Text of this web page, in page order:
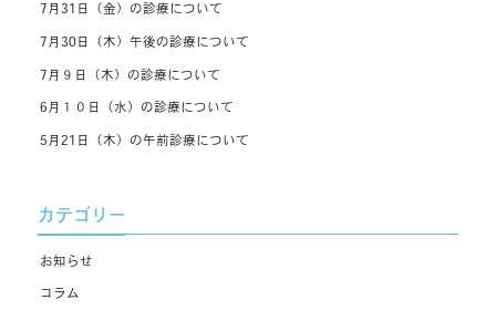
7月31日（金）の診療について
7月30日（木）午後の診療について
7月９日（木）の診療について
6月１０日（水）の診療について
5月21日（木）の午前診療について
カテゴリー
お知らせ
コラム